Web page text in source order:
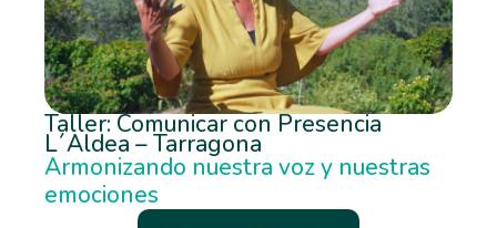
Taller: Comunicar con Presencia
L´Aldea – Tarragona
Armonizando nuestra voz y nuestras
emociones